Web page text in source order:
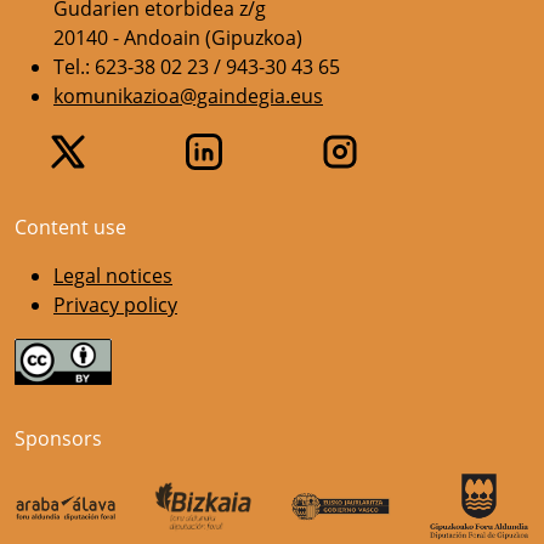
Gudarien etorbidea z/g
20140 - Andoain (Gipuzkoa)
Tel.: 623-38 02 23 / 943-30 43 65
komunikazioa@gaindegia.eus
Content use
Legal notices
Privacy policy
Sponsors